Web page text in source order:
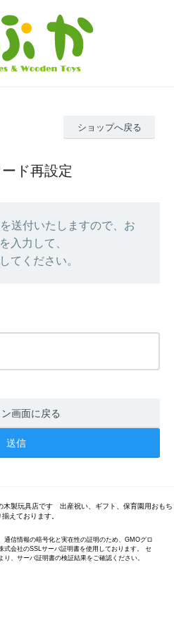
ショップへ戻る
ド再設定
送付いたしますので、お
入力して、
てください。
画面に戻る
製玩具店です 出産祝い、ギフト、保育園用おもち
えております。
通信情報の暗号化と実在性の証明のため、GMOグロ
式会社のSSLサーバ証明書を使用しております。 セ
り、サーバ証明書の検証結果をご確認ください。